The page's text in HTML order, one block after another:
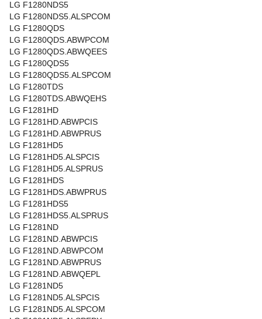
LG F1280NDS5
LG F1280NDS5.ALSPCOM
LG F1280QDS
LG F1280QDS.ABWPCOM
LG F1280QDS.ABWQEES
LG F1280QDS5
LG F1280QDS5.ALSPCOM
LG F1280TDS
LG F1280TDS.ABWQEHS
LG F1281HD
LG F1281HD.ABWPCIS
LG F1281HD.ABWPRUS
LG F1281HD5
LG F1281HD5.ALSPCIS
LG F1281HD5.ALSPRUS
LG F1281HDS
LG F1281HDS.ABWPRUS
LG F1281HDS5
LG F1281HDS5.ALSPRUS
LG F1281ND
LG F1281ND.ABWPCIS
LG F1281ND.ABWPCOM
LG F1281ND.ABWPRUS
LG F1281ND.ABWQEPL
LG F1281ND5
LG F1281ND5.ALSPCIS
LG F1281ND5.ALSPCOM